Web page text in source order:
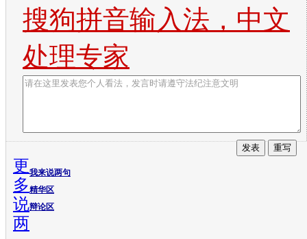
搜狗拼音输入法，中文
处理专家
我来说两句
精华区
辩论区
更
多
说
两